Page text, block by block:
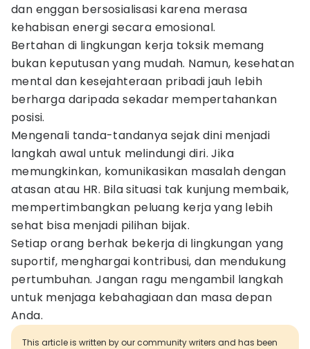
dan enggan bersosialisasi karena merasa
kehabisan energi secara emosional.
Bertahan di lingkungan kerja toksik memang
bukan keputusan yang mudah. Namun, kesehatan
mental dan kesejahteraan pribadi jauh lebih
berharga daripada sekadar mempertahankan
posisi.
Mengenali tanda-tandanya sejak dini menjadi
langkah awal untuk melindungi diri. Jika
memungkinkan, komunikasikan masalah dengan
atasan atau HR. Bila situasi tak kunjung membaik,
mempertimbangkan peluang kerja yang lebih
sehat bisa menjadi pilihan bijak.
Setiap orang berhak bekerja di lingkungan yang
suportif, menghargai kontribusi, dan mendukung
pertumbuhan. Jangan ragu mengambil langkah
untuk menjaga kebahagiaan dan masa depan
Anda.
This article is written by our community writers and has been